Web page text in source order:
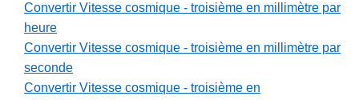
Convertir Vitesse cosmique - troisième en millimètre par
heure
Convertir Vitesse cosmique - troisième en millimètre par
seconde
Convertir Vitesse cosmique - troisième en